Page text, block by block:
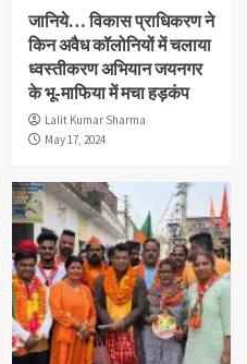
जानिये… विकास प्राधिकरण ने
किन अवैध कॉलोनियों में चलाया
ध्वस्तीकरण अभियान जयनगर
के भू-माफिया में मचा हड़कंप
Lalit Kumar Sharma
May 17, 2024